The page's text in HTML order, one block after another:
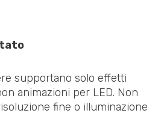
supportano solo effetti
animazioni per LED. Non
fine o illuminazione